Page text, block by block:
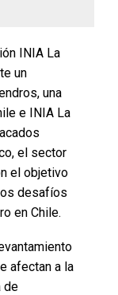
INIA La
un
una
e INIA La
el sector
el objetivo
desafíos
en Chile.
afectan a la
de